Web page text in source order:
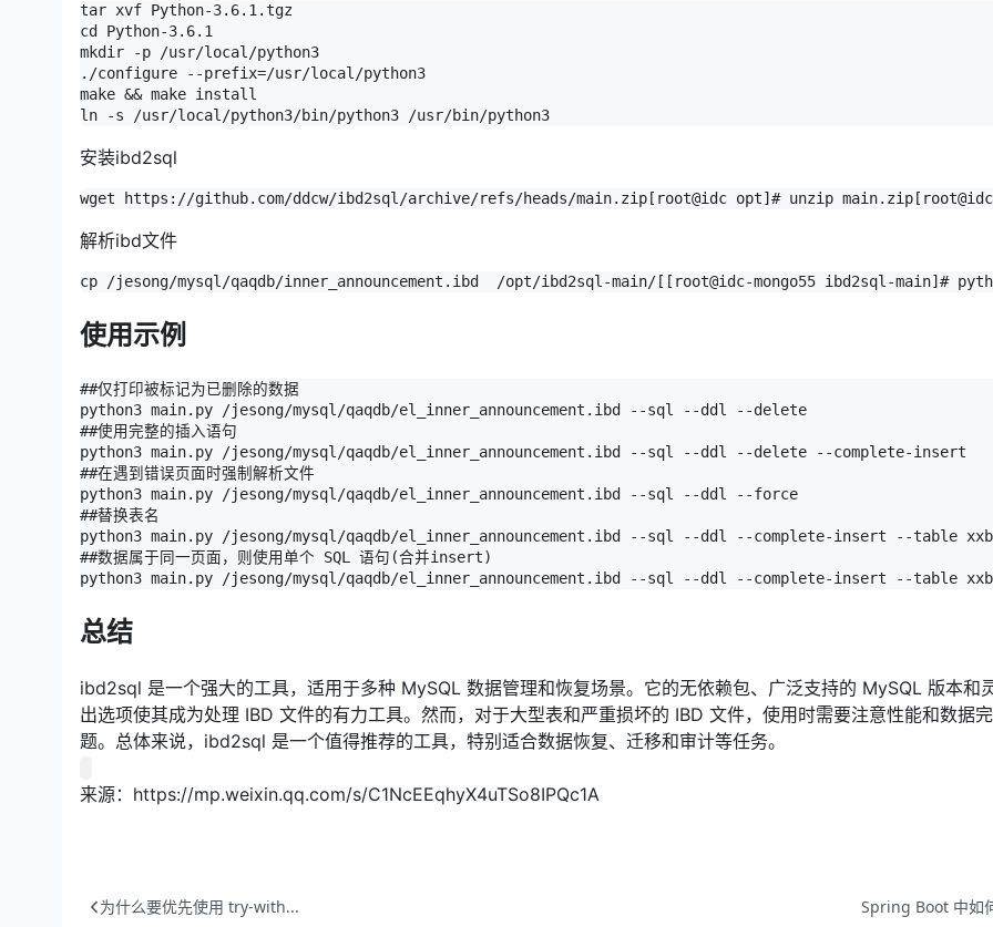
tar xvf Python-3.6.1.tgz
cd Python-3.6.1
mkdir -p /usr/local/python3
./configure --prefix=/usr/local/python3
make && make install
ln -s /usr/local/python3/bin/python3 /usr/bin/python3
安装ibd2sql
wget https://github.com/ddcw/ibd2sql/archive/refs/heads/main.zip[root@idc opt]# unzip
解析ibd文件
cp /jesong/mysql/qaqdb/inner_announcement.ibd  /opt/ibd2sql-main/[[root@idc-mongo55 ibd2sql-main]#
使用示例
##仅打印被标记为已删除的数据
python3 main.py /jesong/mysql/qaqdb/el_inner_announcement.ibd --sql --ddl --delete
##使用完整的插入语句
python3 main.py /jesong/mysql/qaqdb/el_inner_announcement.ibd --sql --ddl --delete --complete-insert
##在遇到错误页面时强制解析文件
python3 main.py /jesong/mysql/qaqdb/el_inner_announcement.ibd --sql --ddl --force
##替换表名
python3 main.py /jesong/mysql/qaqdb/el_inner_announcement.ibd --sql --ddl --complete-insert --table
##数据属于同一页面，则使用单个 SQL 语句(合并insert)
python3 main.py /jesong/mysql/qaqdb/el_inner_announcement.ibd --sql --ddl --complete-insert --table
总结
ibd2sql 是一个强大的工具，适用于多种 MySQL 数据管理和恢复场景。它的无依赖包、广泛支持的 MySQL 版本和
出选项使其成为处理 IBD 文件的有力工具。然而，对于大型表和严重损坏的 IBD 文件，使用时需要注意性能和数据
题。总体来说，ibd2sql 是一个值得推荐的工具，特别适合数据恢复、迁移和审计等任务。
来源：https://mp.weixin.qq.com/s/C1NcEEqhyX4uTSo8IPQc1A
为什么要优先使用 try-with... Spring Boot 中如